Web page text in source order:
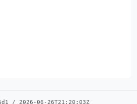
/ 2026-06-26T21:20:03Z